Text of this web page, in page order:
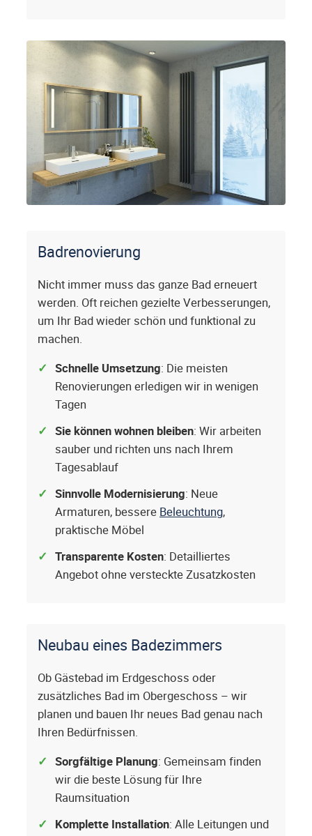
Badrenovierung
Nicht immer muss das ganze Bad erneuert
werden. Oft reichen gezielte Verbesserungen,
um Ihr Bad wieder schön und funktional zu
machen.
Schnelle Umsetzung: Die meisten
Renovierungen erledigen wir in wenigen
Tagen
Sie können wohnen bleiben: Wir arbeiten
sauber und richten uns nach Ihrem
Tagesablauf
Sinnvolle Modernisierung: Neue
Armaturen, bessere Beleuchtung,
praktische Möbel
Transparente Kosten: Detailliertes
Angebot ohne versteckte Zusatzkosten
Neubau eines Badezimmers
Ob Gästebad im Erdgeschoss oder
zusätzliches Bad im Obergeschoss – wir
planen und bauen Ihr neues Bad genau nach
Ihren Bedürfnissen.
Sorgfältige Planung: Gemeinsam finden
wir die beste Lösung für Ihre
Raumsituation
Komplette Installation: Alle Leitungen und